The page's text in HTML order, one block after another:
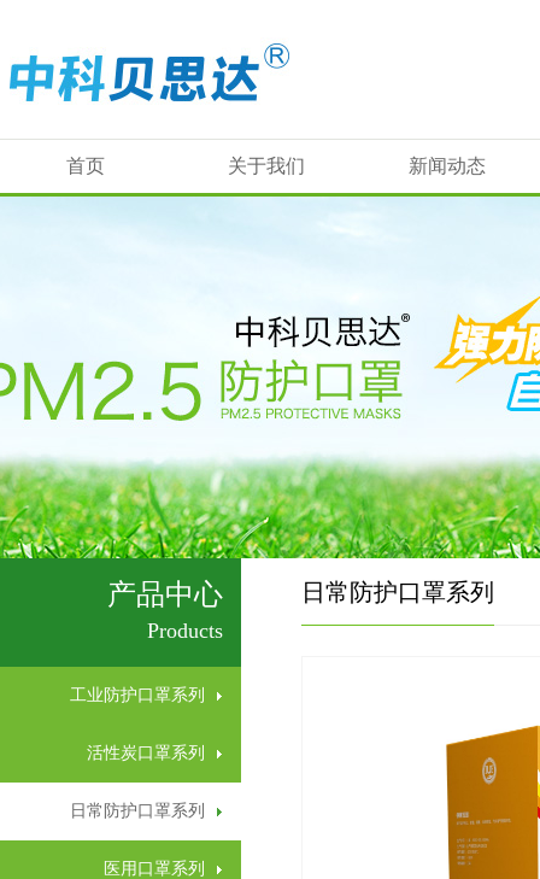
首页 关于我们 新闻动态
产品中心
Products
工业防护口罩系列
活性炭口罩系列
日常防护口罩系列
医用口罩系列
日常防护口罩系列